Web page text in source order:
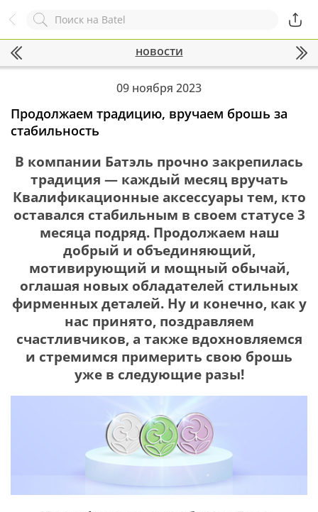
Назад
Комментарий
ОСТАВИТЬ ЗАЯВКУ
новости
09 ноября 2023
Продолжаем традицию, вручаем брошь за
стабильность
В компании Батэль прочно закрепилась
традиция — каждый месяц вручать
Квалификационные аксессуары тем, кто
оставался стабильным в своем статусе 3
месяца подряд. Продолжаем наш
добрый и объединяющий,
мотивирующий и мощный обычай,
оглашая новых обладателей стильных
фирменных деталей. Ну и конечно, как у
нас принято, поздравляем
счастливчиков, а также вдохновляемся
и стремимся примерить свою брошь
уже в следующие разы!
Служба online-поддержки
Появился вопрос?Заполните эту форму!
+7
Я соглашаюсь сполитикой защиты
ОТПРАВИТЬ
Наша служба поддержкиработает
с 5:00 до 15:00 мск,
кроме выходных
дней.